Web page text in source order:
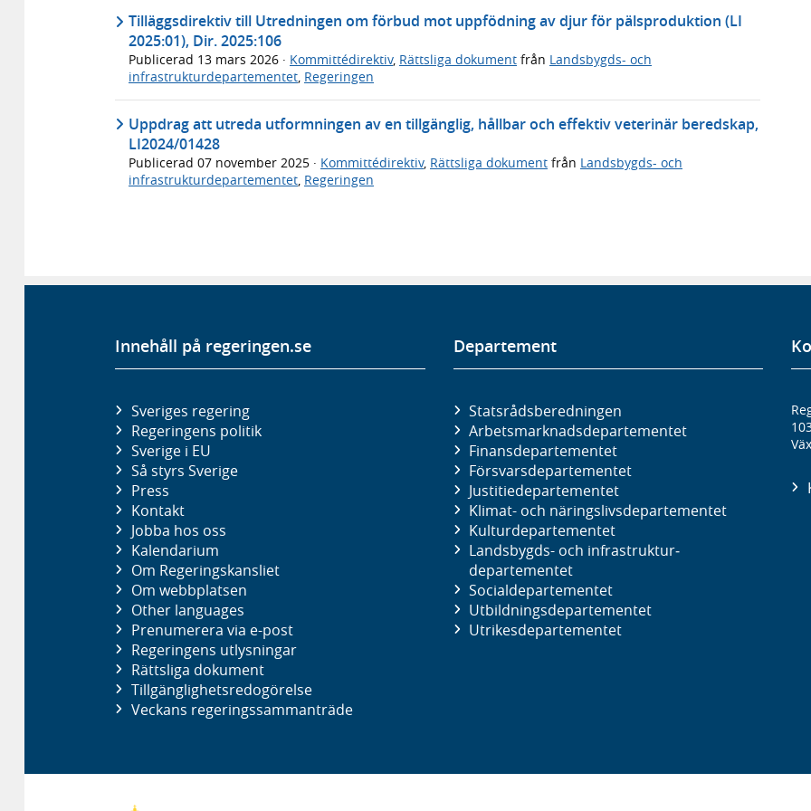
Tilläggsdirektiv till Utredningen om förbud mot uppfödning av djur för pälsproduktion (LI
2025:01), Dir. 2025:106
Publicerad 13 mars 2026 · Kommittédirektiv, Rättsliga dokument från Landsbygds- och
infrastrukturdepartementet, Regeringen
Uppdrag att utreda utformningen av en tillgänglig, hållbar och effektiv veterinär beredskap,
LI2024/01428
Publicerad 07 november 2025 · Kommittédirektiv, Rättsliga dokument från Landsbygds- och
infrastrukturdepartementet, Regeringen
Innehåll på regeringen.se
Sveriges regering
Regeringens politik
Sverige i EU
Så styrs Sverige
Press
Kontakt
Jobba hos oss
Kalendarium
Om Regeringskansliet
Om webbplatsen
Other languages
Prenumerera via e-post
Regeringens utlysningar
Rättsliga dokument
Tillgänglighetsredogörelse
Veckans regeringssammanträde
Departement
Statsrådsberedningen
Arbetsmarknads­departementet
Finans­departementet
Försvars­departementet
Justitie­departementet
Klimat- och näringslivs­departementet
Kultur­departementet
Landsbygds- och infrastruktur­
departementet
Social­departementet
Utbildnings­departementet
Utrikes­departementet